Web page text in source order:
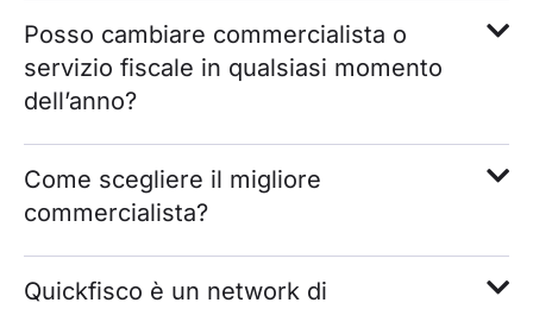
Posso cambiare commercialista o
servizio fiscale in qualsiasi momento
dell’anno?
Come scegliere il migliore
commercialista?
Quickfisco è un network di